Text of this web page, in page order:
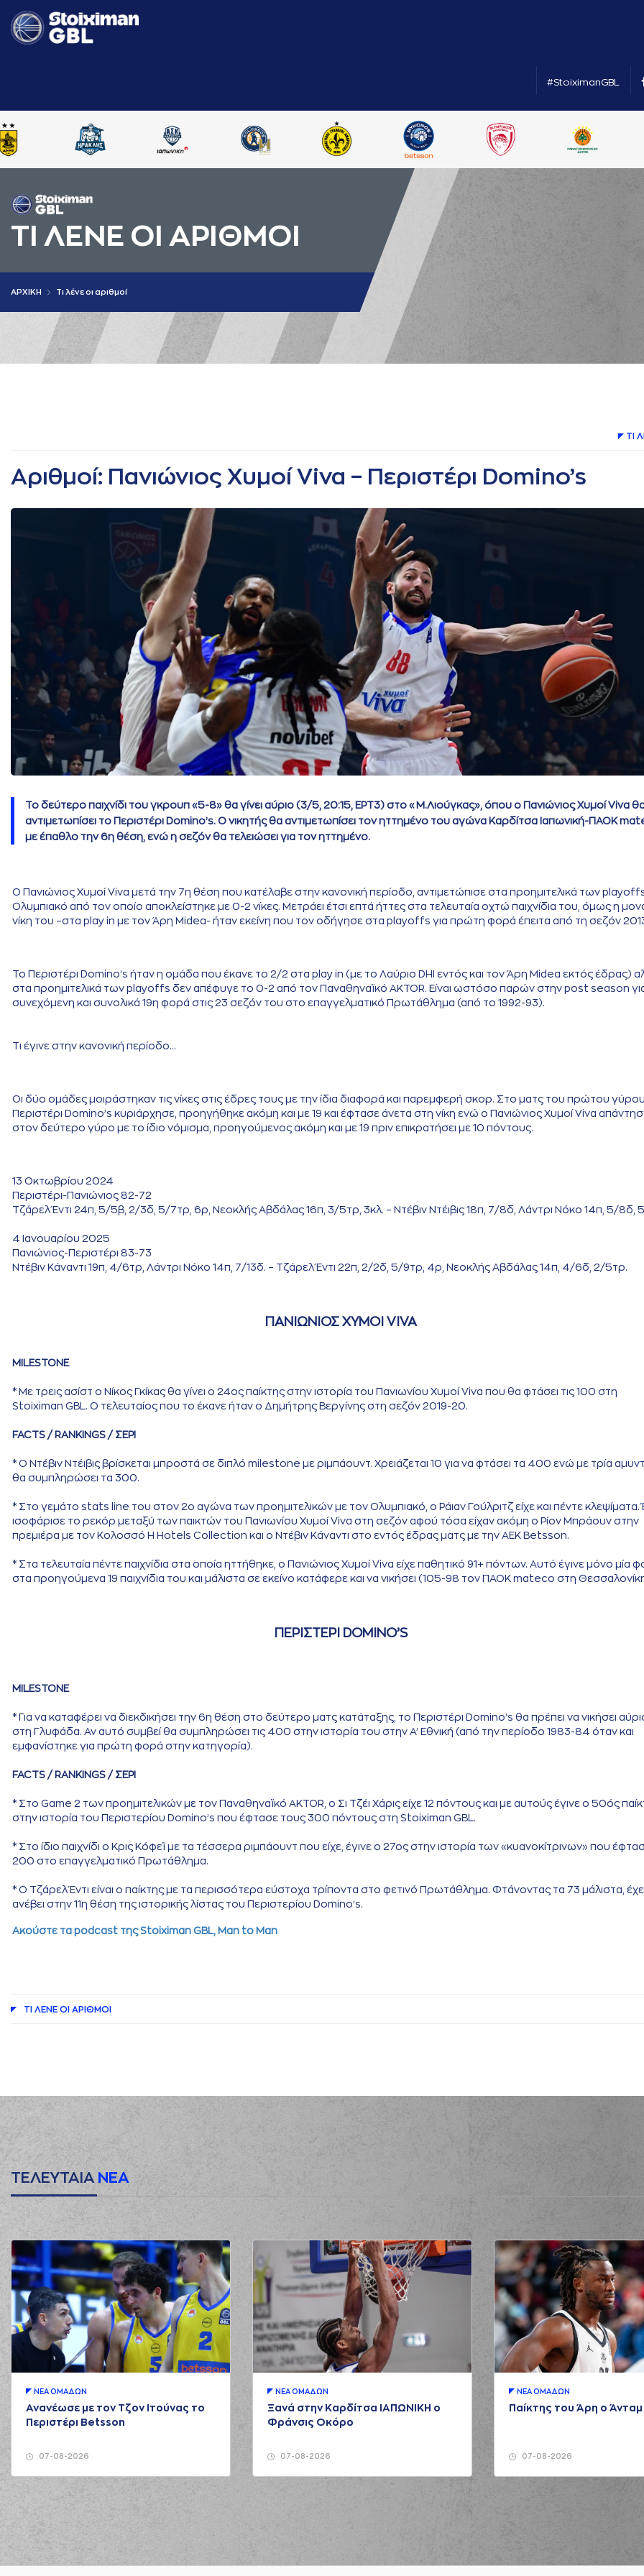
#StoiximanGBL
ΤΙ ΛΕΝΕ ΟΙ AΡΙΘΜΟΙ
AΡΧΙΚΗ Τι λένε οι αριθμοί
ΤΙ
Αριθμοί: Πανιώνιος Χυμοί Viva – Περιστέρι Domino’s
Το δεύτερο παιχνίδι του γκρουπ «5-8» θα γίνει αύριο (3/5, 20:15, ΕΡΤ3) στο «Μ.Λιούγκας», όπου ο Πανιώνιος Χυμοί Viva
αντιμετωπίσει το Περιστέρι Domino’s. Ο νικητής θα αντιμετωπίσει τον ηττημένο του αγώνα Καρδίτσα Ιαπωνική-ΠΑΟΚ
με έπαθλο την 6η θέση, ενώ η σεζόν θα τελειώσει για τον ηττημένο.
Ο Πανιώνιος Χυμοί Viva μετά την 7η θέση που κατέλαβε στην κανονική περίοδο, αντιμετώπισε στα προημιτελικά των
Ολυμπιακό από τον οποίο αποκλείστηκε με 0-2 νίκες. Μετράει έτσι επτά ήττες στα τελευταία οχτώ παιχνίδια του, όμως η
νίκη του –στα play in με τον Άρη Midea- ήταν εκείνη που τον οδήγησε στα playoffs για πρώτη φορά έπειτα από τη σεζόν
Το Περιστέρι Domino’s ήταν η ομάδα που έκανε το 2/2 στα play in (με το Λαύριο DHI εντός και τον Άρη Midea εκτός έδρας)
στα προημιτελικά των playoffs δεν απέφυγε το 0-2 από τον Παναθηναϊκό AKTOR. Είναι ωστόσο παρών στην post season
συνεχόμενη και συνολικά 19η φορά στις 23 σεζόν του στο επαγγελματικό Πρωτάθλημα (από το 1992-93).
Τι έγινε στην κανονική περίοδο…
Οι δύο ομάδες μοιράστηκαν τις νίκες στις έδρες τους με την ίδια διαφορά και παρεμφερή σκορ. Στο ματς του πρώτου
Περιστέρι Domino’s κυριάρχησε, προηγήθηκε ακόμη και με 19 και έφτασε άνετα στη νίκη ενώ ο Πανιώνιος Χυμοί Viva
στον δεύτερο γύρο με το ίδιο νόμισμα, προηγούμενος ακόμη και με 19 πριν επικρατήσει με 10 πόντους.
13 Οκτωβρίου 2024
Περιστέρι-Πανιώνιος 82-72
Τζάρελ Έντι 24π, 5/5β, 2/3δ, 5/7τρ, 6ρ, Νεοκλής Αβδάλας 16π, 3/5τρ, 3κλ. – Ντέβιν Ντέιβις 18π, 7/8δ, Λάντρι Νόκο 14π, 5/8δ,
4 Ιανουαρίου 2025
Πανιώνιος-Περιστέρι 83-73
Ντέβιν Κάναντι 19π, 4/6τρ, Λάντρι Νόκο 14π, 7/13δ. – Τζάρελ Έντι 22π, 2/2δ, 5/9τρ, 4ρ, Νεοκλής Αβδάλας 14π, 4/6δ, 2/5τρ.
ΠΑΝΙΩΝΙΟΣ ΧΥΜΟΙ VIVA
MILESTONE
* Με τρεις ασίστ ο Νίκος Γκίκας θα γίνει ο 24ος παίκτης στην ιστορία του Πανιωνίου Χυμοί Viva που θα φτάσει τις 100 στη
Stoiximan GBL. Ο τελευταίος που το έκανε ήταν ο Δημήτρης Βεργίνης στη σεζόν 2019-20.
FACTS / RANKINGS / ΣΕΡΙ
* Ο Ντέβιν Ντέιβις βρίσκεται μπροστά σε διπλό milestone με ριμπάουντ. Χρειάζεται 10 για να φτάσει τα 400 ενώ με τρία
θα συμπληρώσει τα 300.
* Στο γεμάτο stats line του στον 2ο αγώνα των προημιτελικών με τον Ολυμπιακό, ο Ράιαν Γούλριτζ είχε και πέντε κλεψίματα.
ισοφάρισε το ρεκόρ μεταξύ των παικτών του Πανιωνίου Χυμοί Viva στη σεζόν αφού τόσα είχαν ακόμη ο Ρίον Μπράουν στην
πρεμιέρα με τον Κολοσσό H Hotels Collection και ο Ντέβιν Κάναντι στο εντός έδρας ματς με την ΑΕΚ Betsson.
* Στα τελευταία πέντε παιχνίδια στα οποία ηττήθηκε, ο Πανιώνιος Χυμοί Viva είχε παθητικό 91+ πόντων. Αυτό έγινε μόνο μία
στα προηγούμενα 19 παιχνίδια του και μάλιστα σε εκείνο κατάφερε και να νικήσει (105-98 τον ΠΑΟΚ mateco στη
ΠΕΡΙΣΤΕΡΙ DOMINO’S
MILESTONE
* Για να καταφέρει να διεκδικήσει την 6η θέση στο δεύτερο ματς κατάταξης, το Περιστέρι Domino’s θα πρέπει να νικήσει
στη Γλυφάδα. Αν αυτό συμβεί θα συμπληρώσει τις 400 στην ιστορία του στην Α’ Εθνική (από την περίοδο 1983-84 όταν και
εμφανίστηκε για πρώτη φορά στην κατηγορία).
FACTS / RANKINGS / ΣΕΡΙ
* Στο Game 2 των προημιτελικών με τον Παναθηναϊκό AKTOR, ο Σι Τζέι Χάρις είχε 12 πόντους και με αυτούς έγινε ο 50ός
στην ιστορία του Περιστερίου Domino’s που έφτασε τους 300 πόντους στη Stoiximan GBL.
* Στο ίδιο παιχνίδι ο Κρις Κόφεϊ με τα τέσσερα ριμπάουντ που είχε, έγινε ο 27ος στην ιστορία των «κυανοκίτρινων» που
200 στο επαγγελματικό Πρωτάθλημα.
* Ο Τζάρελ Έντι είναι ο παίκτης με τα περισσότερα εύστοχα τρίποντα στο φετινό Πρωτάθλημα. Φτάνοντας τα 73 μάλιστα,
ανέβει στην 11η θέση της ιστορικής λίστας του Περιστερίου Domino’s.
Aκούστε τα podcast της Stoiximan GBL, Μan to Man
ΤΙ ΛΕΝΕ ΟΙ AΡΙΘΜΟΙ
ΤΕΛΕΥΤΑΙΑ ΝΕΑ
07-08-2026
ΝΕA ΟΜAΔΩΝ
Ανανέωσε με τον Τζον Ιτούνας το
Περιστέρι Betsson
07-08-2026
ΝΕA ΟΜAΔΩΝ
Ξανά στην Καρδίτσα ΙΑΠΩΝΙΚΗ ο
Φράνσις Οκόρο
07-08-2026
ΝΕA ΟΜAΔΩΝ
Παίκτης του Άρη ο